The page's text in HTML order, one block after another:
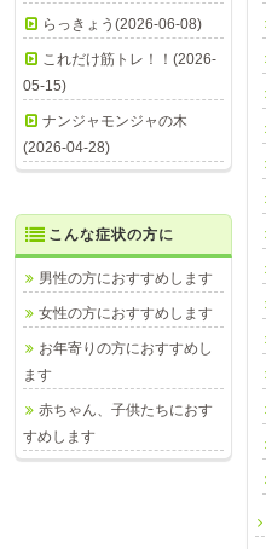
らっきょう(2026-06-08)
これだけ筋トレ！！(2026-
05-15)
ナンジャモンジャの木
(2026-04-28)
こんな症状の方に
男性の方におすすめします
女性の方におすすめします
お年寄りの方におすすめし
ます
赤ちゃん、子供たちにおす
すめします